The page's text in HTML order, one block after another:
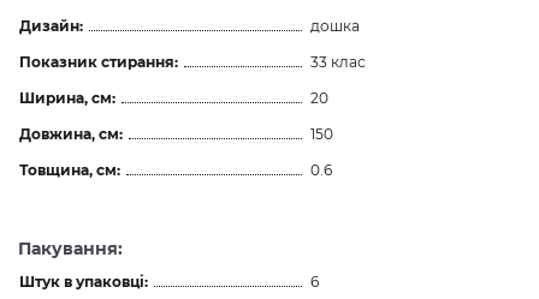
Дизайн:
дошка
Показник стирання:
33 клас
Ширина, см:
20
Довжина, см:
150
Товщина, см:
0.6
Пакування:
Штук в упаковці:
6